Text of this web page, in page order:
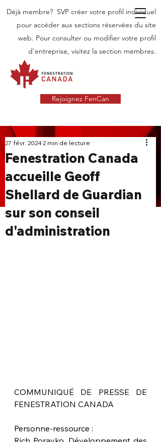
Déjà membre? SVP créer votre profil individuel
pour accéder aux sections réservées du site
web. Pour consulter ou modifier votre profil
d'entreprise, visitez la section membres.
Rejoignez FenCan
INDUSTRIE
NOUVELLES
Dernières nouvelles dans l'industrie des
portes et fenêtres au Canada
Fenestration Canada
accueille Geoff
Shellard de Guardian
sur son conseil
d'administration
27 févr. 20242 min de lecture
COMMUNIQUÉ DE PRESSE DE
FENESTRATION CANADA
Personne-ressource :